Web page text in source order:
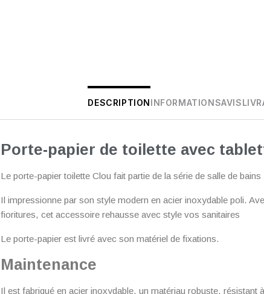
DESCRIPTIONINFORMATIONSAVIS
Porte-papier de toilette avec
Le porte-papier toilette Clou fait partie de la série de salle de
Il impressionne par son style modern en acier inoxydable poli.
fioritures, cet accessoire rehausse avec style vos sanitaires
Le porte-papier est livré avec son matériel de fixations.
Maintenance
Il est fabriqué en acier inoxydable, un matériau robuste, résistant